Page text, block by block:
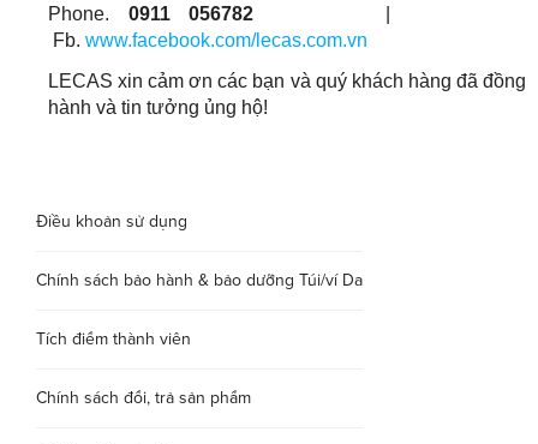
Phone. 0911 056782
Fb. www.facebook.com/lecas.com.vn
LECAS xin cảm ơn các bạn và quý khách hàng đã đồng
hành và tin tưởng ủng hộ!
Điều khoản sử dụng
Chính sách bảo hành & bảo dưỡng Túi/ví Da
Tích điểm thành viên
Chính sách đổi, trả sản phẩm